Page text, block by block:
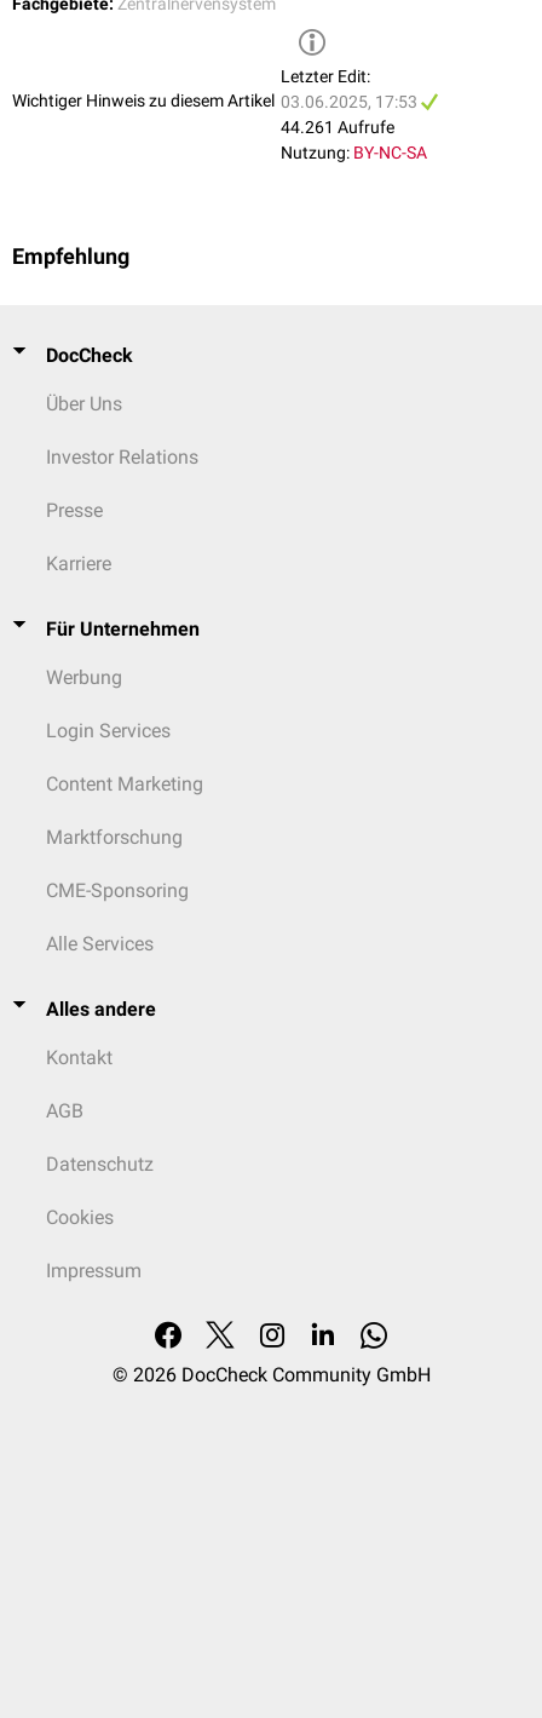
Fachgebiete: Zentralnervensystem
Wichtiger Hinweis zu diesem Artikel
Letzter Edit:
03.06.2025, 17:53
44.261 Aufrufe
Nutzung: BY-NC-SA
Empfehlung
DocCheck
Über Uns
Investor Relations
Presse
Karriere
Für Unternehmen
Werbung
Login Services
Content Marketing
Marktforschung
CME-Sponsoring
Alle Services
Alles andere
Kontakt
AGB
Datenschutz
Cookies
Impressum
© 2026 DocCheck Community GmbH